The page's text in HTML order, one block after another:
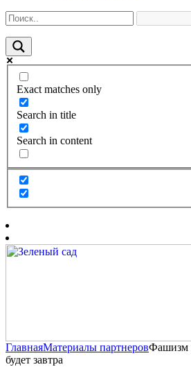
Exact matches only
Search in title
Search in content
ГлавнаяМатериалы партнеровФашизм
будет завтра